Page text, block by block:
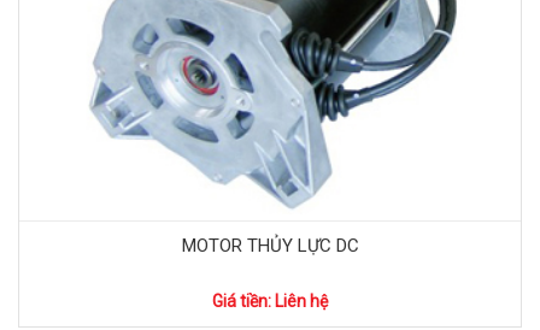
MOTOR THỦY LỰC DC
Giá tiền: Liên hệ